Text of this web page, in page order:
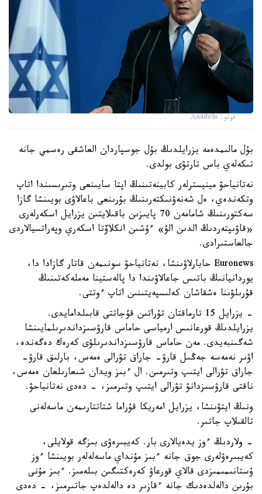
فوتو: Anadolu
بۇل مالىمدەمە يزرايلدىڭ بۇل جوسپاردان العاشقى رەسمي جانە
تىكەلەي باس تارتۋى بولدى.
نەتانياحۋ مينيسترلەر كابينەتىنىڭ اپتا سايىنعى وتىرىسىندا اتاپ
وتكەندەي، ەل شەنەۋنىكتەرىنىڭ بۇرىنعى باعالاۋى بويىنشا گازا
سەكتورىنىڭ شامامەن 70 پايىزىن باقىلايتىن يزرايل اسكەرلەرى
«قاۋىپتەردىڭ الدىن الۋ» ءۇشىن انكلاۆتا اسكەري وپەراتسيالاردى
جالعاستىرادى.
Euronews حابارلاۋىنشا، نەتانياحۋ سونىمەن قاتار گازادا دا،
يوردانيانىڭ باتىس جاعالاۋىندا دا پالەستينا مەملەكەتىنىڭ
قۇرىلۋىنا ەشقاشان كەلىسپەيتىنىن اتاپ ءوتتى.
- يزرايل 15 تارماقتان تۇراتىن قۇجاتتى قابىلدامايدى.
يزرايلدىڭ قورعانىس ارمياسى حاماس قارۋسىزداندىرىلمايىنشا
شەگىنبەيدى. مەن حاماس قارۋسىزداندىرىلۋى كەرەك دەگەندە،
اۋىر نەمەسە جەڭىل قارۋ- جاراق تۋرالى ەمەس، بارلىق قارۋ-
جاراق تۋرالى ايتىپ وتىرمىن. ال ءبىز ويدان شىعارىلعان ەمەس،
ناقتى قارۋسىزدانۋ تۋرالى ايتىپ وتىرمىز، - دەدى نەتانياحۋ.
ونىڭ ايتۋىنشا، يزرايل امەريكا قۇراما شتاتتارىمەن ماسەلەنى
تالقىلاپ جاتىر.
- ولاردىڭ ءوز يدەيالارى بار. كەيبىرەۋى بىزگە قولايلى،
كەيبىرەۋلەرى جوق جانە ءبىز مۇنداي ماسەلەلەر بويىنشا ءوز
ۇستانىمىمىزدى قالاي قورعاۋ كەرەكتىگىن بىلەمىز. ءبىز مۇنى
بۇرىن دالەلدەدىك جانە ءقازىر دە دالەلدەپ جاتىرمىز، - دەدى